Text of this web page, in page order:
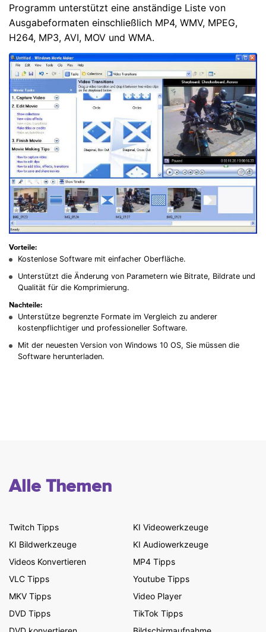
Programm unterstützt eine anständige Liste von
Ausgabeformaten einschließlich MP4, WMV, MPEG,
H264, MP3, AVI, MOV und WMA.
Vorteile:
Kostenlose Software mit einfacher Oberfläche.
Unterstützt die Änderung von Parametern wie Bitrate, Bildrate und
Qualität für die Komprimierung.
Nachteile:
Unterstütze begrenzte Formate im Vergleich zu anderer
kostenpflichtiger und professioneller Software.
Mit der neuesten Version von Windows 10 OS, Sie müssen die
Software herunterladen.
Alle Themen
Twitch Tipps
KI Videowerkzeuge
KI Bildwerkzeuge
KI Audiowerkzeuge
Videos Konvertieren
MP4 Tipps
VLC Tipps
Youtube Tipps
MKV Tipps
Video Player
DVD Tipps
TikTok Tipps